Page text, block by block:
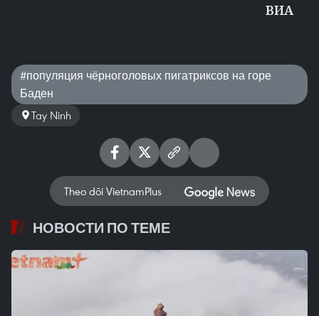
ВИА
#популяция чёрноголовых пигатриксов на горе
Баден
Tay Ninh
Theo dõi VietnamPlus
НОВОСТИ ПО ТЕМЕ